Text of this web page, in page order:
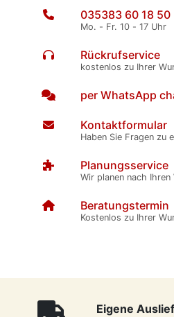
035383 60 18 50
Mo. - Fr. 10 - 17 Uhr
Rückrufservice
kostenlos zu Ihrer
per WhatsApp
Kontaktformular
Haben Sie Fragen zu
Planungsservice
Wir planen nach Ihren
Beratungstermin
Kostenlos zu Ihrer
Eigene